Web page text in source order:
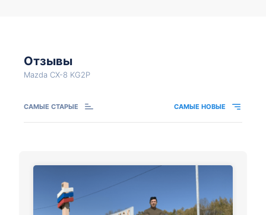
Отзывы
Mazda CX-8 KG2P
САМЫЕ СТАРЫЕ САМЫЕ НОВЫЕ